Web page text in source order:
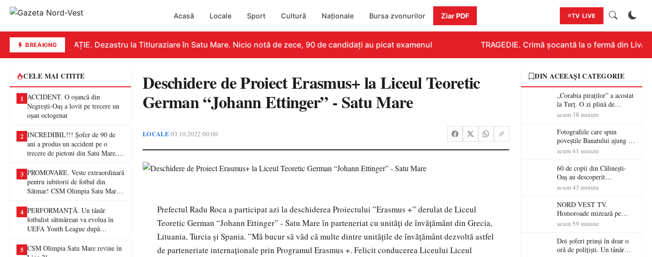
Acasă Locale Sport Cultură Naționale Bursa zvonurilor Ziar PDF TV LIVE
BREAKINGEDUCAȚIE. Dezastru la Titluraziare în Satu Mare. Nicio notă de zece, 90 de candidați au picat examenul TRAGEDIE. Crimă șocantă la o fermă din
CELE MAI CITITE
1 ACCIDENT. O oșancă din
Negrești-Oaș a lovit pe trecere un
oșan octogenar
2 INCREDIBIL!!! Șofer de 90 de
ani a produs un accident pe o
trecere de pietoni din Satu Mare. O
3 PROMOVARE. Veste extraordinară
pentru iubitorii de fotbal din
Sătmar! CSM Olimpia Satu Mare
4 PERFORMANȚĂ. Un tânăr
fotbalist sătmărean va evolua în
UEFA Youth League după
5 CSM Olimpia Satu Mare revine în
Deschidere de Proiect Erasmus+ la Liceul Teoretic
German “Johann Ettinger” - Satu Mare
LOCALE•03.10.2022 00:00
Prefectul Radu Roca a participat azi la deschiderea Proiectului ”Erasmus +” derulat de Liceul
Teoretic German “Johann Ettinger” - Satu Mare în parteneriat cu unități de învățământ din Grecia,
Lituania, Turcia și Spania. ”Mă bucur să văd că multe dintre unitățile de învățământ dezvoltă astfel
de parteneriate internaționale prin Programul Erasmus +. Felicit conducerea Liceului Liceul
DIN ACEEAȘI CATEGORIE
„Corabia piraților” a acostat
la Turț. O zi plină de
aventură și lecții despre
tabăra de vară
acum 38 minute
Fotografiile care spun
poveștile Banatului ajung la
Muzeul de Artă Satu Mare
acum 41 minute
60 de copii din Călinești-
Oaș au descoperit
patrimoniul local la Casa
acum 43 minute
NORD VEST TV.
Homoroade mizează pe
tradiție, turism și investiții.
„Oțeloaia rămâne un brand
al Codrului”
acum 59 minute
Doi șoferi prinși în doar o
oră de polițiști. Un tânăr